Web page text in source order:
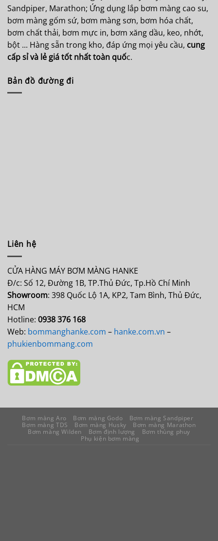
Sandpiper, Marathon; Ứng dụng lắp bơm màng cao su,
bơm màng gốm sứ, bơm màng sơn, bơm hóa chất,
bơm chất thải, bơm mực in, bơm xăng dầu, keo, nhớt,
bột ... Hàng sẵn trong kho, đáp ứng mọi yêu cầu, cung
cấp sỉ và lẻ giá tốt nhất toàn quốc.
Bản đồ đường đi
Liên hệ
CỬA HÀNG MÁY BƠM MÀNG HANKE
Đ/c: Số 12, Đường 1B, TP.Thủ Đức, Tp.Hồ Chí Minh
Showroom: 398 Quốc Lộ 1A, KP2, Tam Bình, Thủ Đức,
HCM
Hotline: 0938 376 168
Web: bommanghanke.com – hanke.com.vn –
phukienbommang.com
Bơm màng Aro Bơm màng Godo
Bơm màng Sandpiper
Bơm màng TDS
Bơm màng Husky
Bơm màng Marathon
Bơm màng Wilden
Bơm định lượng
Bơm thùng phuy
Phụ kiện bơm màng